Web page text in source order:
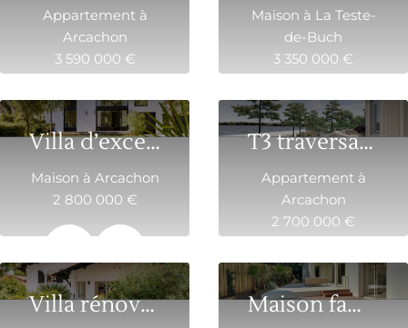
Appartement à
Arcachon
3 590 000 €
148.6 m² 5
Maison à La Teste-
de-Buch
3 350 000 €
298 m² 9
Villa d’exception à la Ville d’Hiver
Maison à Arcachon
2 800 000 €
T3 traversant vue bassin
Appartement à
Arcachon
2 700 000 €
100.9 m² 4
Villa rénovée avec piscine Maison familiale au Moulleau